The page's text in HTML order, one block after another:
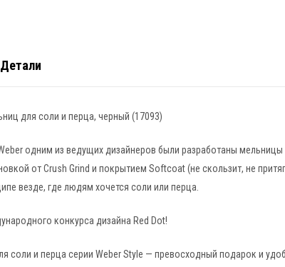
Детали
для соли и перца, черный (17093)
одним из ведущих дизайнеров были разработаны
от Crush Grind и покрытием Softcoat (не скользит, не
везде, где людям хочется соли или перца.
конкурса дизайна Red Dot!
соли и перца серии Weber Style — превосходный подарок и